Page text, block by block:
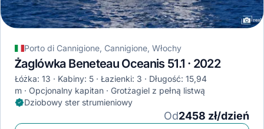
Porto di Cannigione, Cannigione, Włochy
Żaglówka Beneteau Oceanis 51.1 · 2022
Łóżka: 13 Kabiny: 5 Łazienki: 3
Długość: 15,94
m
Opcjonalny kapitan
Grotżagiel z pełną listwą
Dziobowy ster strumieniowy
Od2458 zł/dzień